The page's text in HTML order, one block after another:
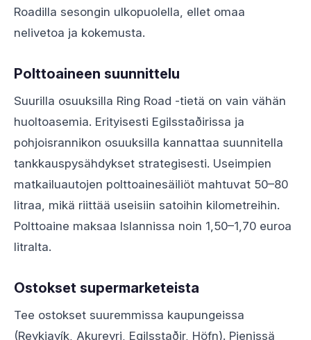
Roadilla sesongin ulkopuolella, ellet omaa
nelivetoa ja kokemusta.
Polttoaineen suunnittelu
Suurilla osuuksilla Ring Road -tietä on vain vähän
huoltoasemia. Erityisesti Egilsstaðirissa ja
pohjoisrannikon osuuksilla kannattaa suunnitella
tankkauspysähdykset strategisesti. Useimpien
matkailuautojen polttoainesäiliöt mahtuvat 50–80
litraa, mikä riittää useisiin satoihin kilometreihin.
Polttoaine maksaa Islannissa noin 1,50–1,70 euroa
litralta.
Ostokset supermarketeista
Tee ostokset suuremmissa kaupungeissa
(Reykjavík, Akureyri, Egilsstaðir, Höfn). Pienissä